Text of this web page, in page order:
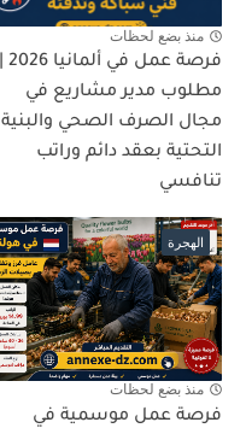
منذ بضع لحظات
مطلوب مدير مشاريع في
مجال الصرف الصحي والبنية
التحتية بعقد دائم وراتب
تنافسي
الهجرة
منذ بضع لحظات
فرصة عمل موسمية في